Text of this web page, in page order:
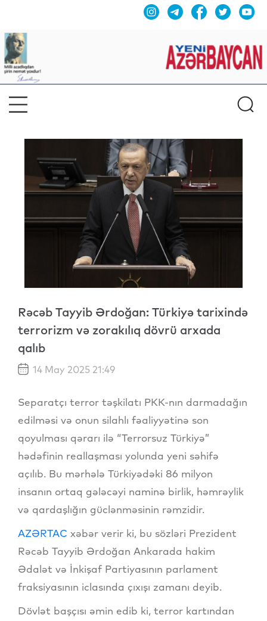
Rəcəb Tayyib Ərdoğan: Türkiyə tarixində
terrorizm və zorakılıq dövrü arxada
qalıb
14 May 2025 21:49
Separatçı terror təşkilatı PKK-nın darmadağın
edilməsi və onun silahlı fəaliyyətinə son
qoyulması qərarı ilə “Terrorsuz Türkiyə”
hədəfinin reallaşması yolunda yeni səhifə
açılıb. Bu mərhələ Türkiyədəki 86 milyon
insanın ortaq gələcəyi naminə birlik, həmrəylik
və qardaşlığın güclənməsinin rəmzidir.
AZƏRTAC xəbər verir ki, bu sözləri Prezident
Rəcəb Tayyib Ərdoğan Ankarada hakim
Ədalət və İnkişaf Partiyasının parlament
fraksiyasının iclasında çıxışı zamanı deyib.
Dövlət başçısı əmin edib ki, terror kartından